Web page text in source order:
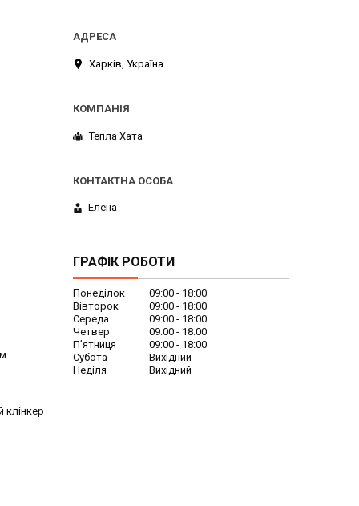
клінкер
Харків, Україна
Тепла Хата
Елена
ГРАФІК РОБОТИ
Понеділок 09:00
18:00
Вівторок
09:00
18:00
Середа
09:00
18:00
Четвер
09:00
18:00
Пʼятниця
09:00
18:00
Субота
Вихідний
Неділя
Вихідний